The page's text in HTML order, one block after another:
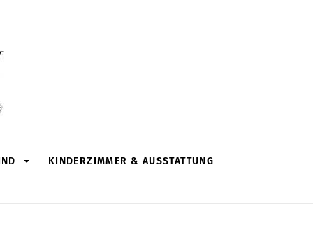
KINDERZIMMER & AUSSTATTUNG